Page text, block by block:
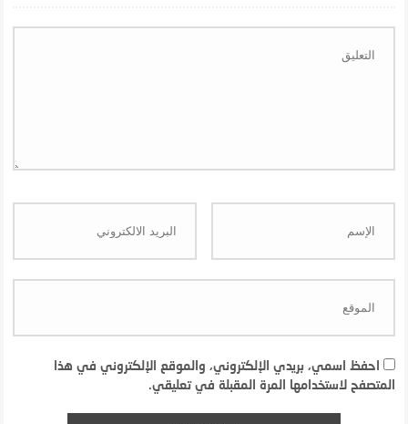
احفظ اسمي، بريدي الإلكتروني، والموقع الإلكتروني في هذا
المتصفح لاستخدامها المرة المقبلة في تعليقي.